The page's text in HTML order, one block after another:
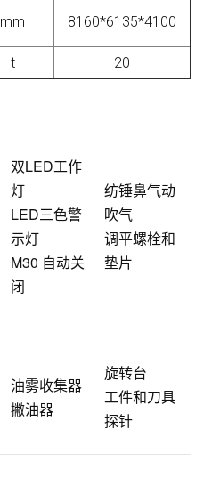
mm 8160*6135*4100
t 20
双LED工作
灯
LED三色警
示灯
M30 自动关
闭
纺锤鼻气动
吹气
调平螺栓和
垫片
油雾收集器
撇油器
旋转台
工件和刀具
探针